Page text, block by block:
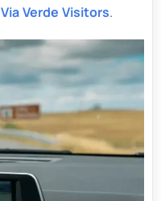
Via Verde Visitors.